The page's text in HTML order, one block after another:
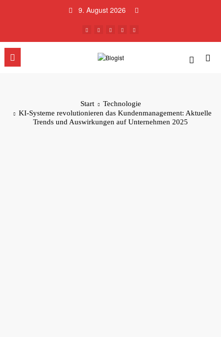
9. August 2026
Start
Technologie
KI-Systeme revolutionieren das Kundenmanagement: Aktuelle
Trends und Auswirkungen auf Unternehmen 2025